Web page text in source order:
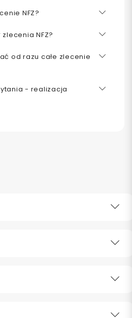
NFZ?
NFZ?
od razu całe zlecenie
- realizacja